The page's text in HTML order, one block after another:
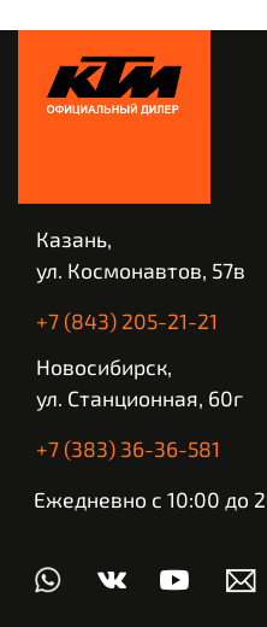
Казань,
ул. Космонавтов, 57в
+7 (843) 205-21-21
Новосибирск,
ул. Станционная, 60г
+7 (383) 36-36-581
Ежедневно с 10:00 до